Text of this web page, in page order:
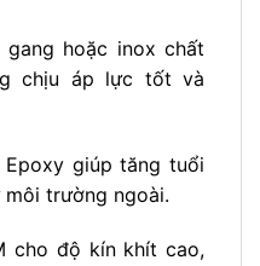
hoặc inox chất
chịu áp lực tốt và
giúp tăng tuổi
trường ngoài.
cho độ kín khít cao,